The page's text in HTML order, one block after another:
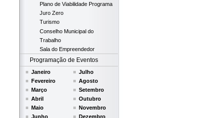
Plano de Viabilidade Programa
Juro Zero
Turismo
Conselho Municipal do
Trabalho
Sala do Empreendedor
Programação de Eventos
Janeiro
Fevereiro
Março
Abril
Maio
Junho
Julho
Agosto
Setembro
Outubro
Novembro
Dezembro